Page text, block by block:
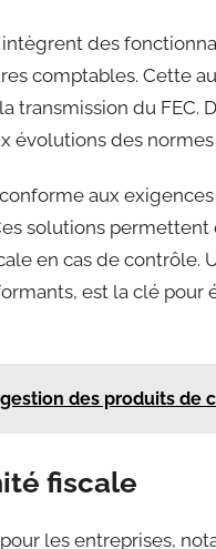
des
comptables. Cette
du FEC.
évolutions des normes
aux
solutions
en cas de
est la clé pour
des produits de
fiscale
les entreprises,